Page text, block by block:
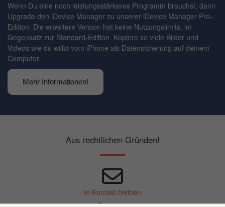
Wenn Du eine noch leistungsstärkeres Programm brauchst, dann
Upgrade den iDevice Manager zu unserer iDevice Manager Pro-
Edition. Die erweitere Version hat keine Nutzungslimits, im
Gegensatz zur Standard-Edition. Kopiere so viele Bilder und
Videos wie du willst vom iPhone als Datensicherung auf deinem
Computer.
Mehr Informationen!
Aus rechtlichen Gründen!
In Kontakt bleiben